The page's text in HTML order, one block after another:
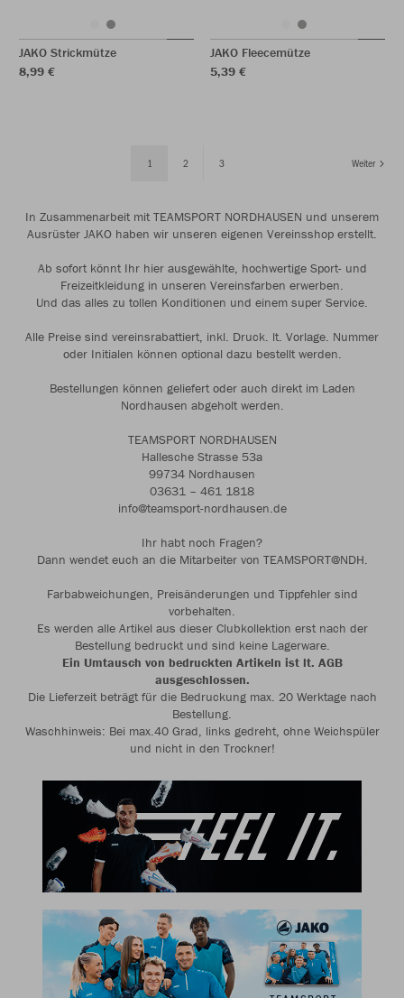
JAKO Strickmütze
8,99 €
JAKO Fleecemütze
5,39 €
1 2 3 Weiter
In Zusammenarbeit mit TEAMSPORT NORDHAUSEN und unserem
Ausrüster JAKO haben wir unseren eigenen Vereinsshop erstellt.
Ab sofort könnt Ihr hier ausgewählte, hochwertige Sport- und
Freizeitkleidung in unseren Vereinsfarben erwerben.
Und das alles zu tollen Konditionen und einem super Service.
Alle Preise sind vereinsrabattiert, inkl. Druck. lt. Vorlage. Nummer
oder Initialen können optional dazu bestellt werden.
Bestellungen können geliefert oder auch direkt im Laden
Nordhausen abgeholt werden.
TEAMSPORT NORDHAUSEN
Hallesche Strasse 53a
99734 Nordhausen
03631 – 461 1818
info@teamsport-nordhausen.de
Ihr habt noch Fragen?
Dann wendet euch an die Mitarbeiter von TEAMSPORT@NDH.
Farbabweichungen, Preisänderungen und Tippfehler sind
vorbehalten.
Es werden alle Artikel aus dieser Clubkollektion erst nach der
Bestellung bedruckt und sind keine Lagerware.
Ein Umtausch von bedruckten Artikeln ist lt. AGB
ausgeschlossen.
Die Lieferzeit beträgt für die Bedruckung max. 20 Werktage nach
Bestellung.
Waschhinweis: Bei max.40 Grad, links gedreht, ohne Weichspüler
und nicht in den Trockner!